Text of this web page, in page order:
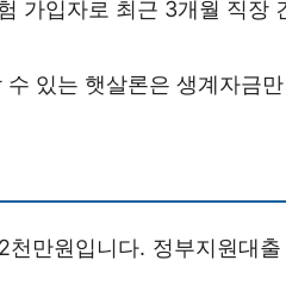
가입자로 최근 3개월 직장
수 있는 햇살론은 생계자금
천만원입니다. 정부지원대